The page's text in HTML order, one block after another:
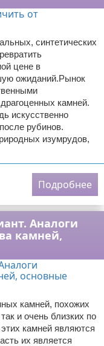
синтетических
цене в
ожиданий.Рынок
камней.
искусственно
рубинов.
изумрудов,
Подробнее
Аналоги
камней,
камней, похожих
и очень близких по
камней являются
их является